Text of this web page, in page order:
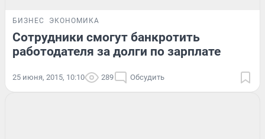
БИЗНЕС ЭКОНОМИКА
Сотрудники смогут банкротить
работодателя за долги по зарплате
25 июня, 2015, 10:10 289 Обсудить